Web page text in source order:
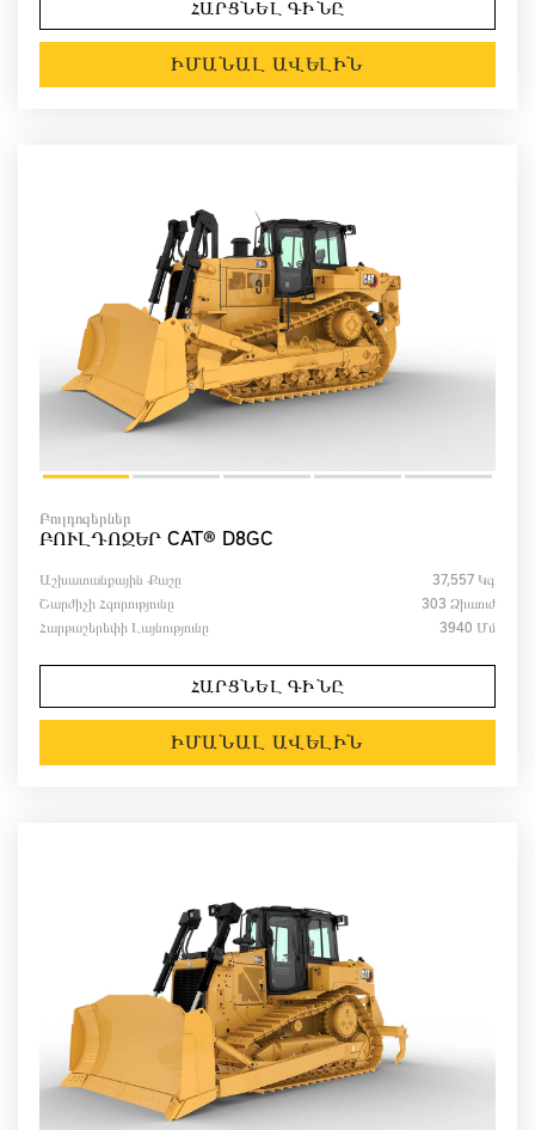
ՀԱՐՑՆԵԼ ԳԻՆԸ
ԻՄԱՆԱԼ ԱՎԵԼԻՆ
Բուլդոզերներ
ԲՈՒԼԴՈԶԵՐ CAT® D8GC
Աշխատանքային Քաշը
37,557 Կգ
Շարժիչի Հզորությունը
303 Ձիաուժ
Հարթաշերեփի Լայնությունը
3940 Մմ
ՀԱՐՑՆԵԼ ԳԻՆԸ
ԻՄԱՆԱԼ ԱՎԵԼԻՆ